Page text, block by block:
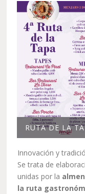
RUTA DE LA
Innovación y
Se trata de
unidas por la
la ruta